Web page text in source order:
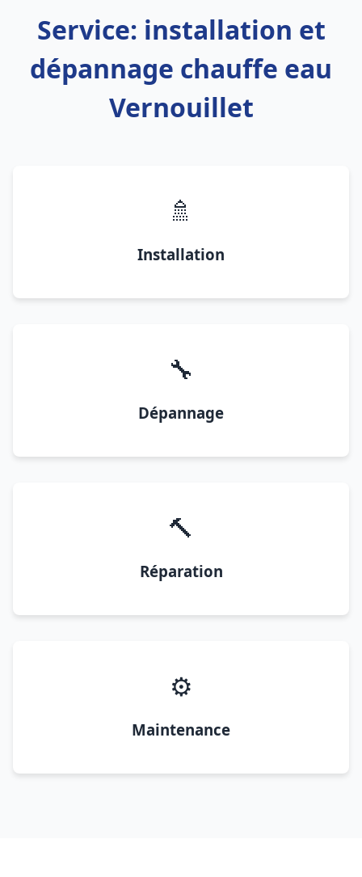
Service: installation et
dépannage chauffe eau
Vernouillet
🚿
Installation
🔧
Dépannage
🔨
Réparation
⚙️
Maintenance